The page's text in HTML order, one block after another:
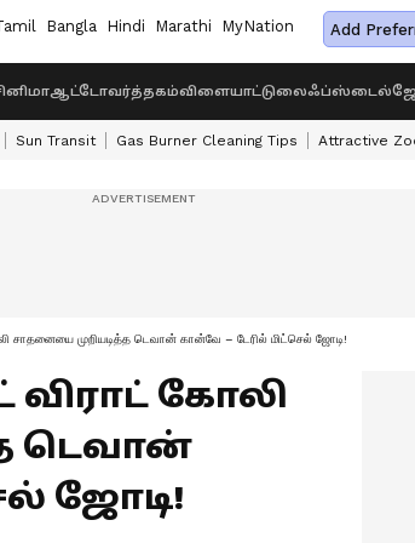
Bangla Hindi Marathi MyNation Add
ஆட்டோவர்த்தகம்விளையாட்டுலைஃப்ஸ்டைல்
Sun Transit Gas Burner Cleaning Tips Attractive
சாதனையை முறியடித்த டெவான் கான்வே – டேரில் மிட்செல் ஜோடி!
விராட் கோலி
டெவான்
ஜோடி!